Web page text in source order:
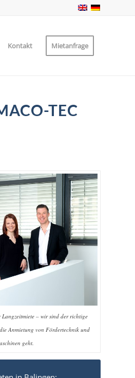
Kontakt Mietanfrage
TEC
Langzeitmiete – wir sind der richtige
Anmietung von Fördertechnik und
geht.